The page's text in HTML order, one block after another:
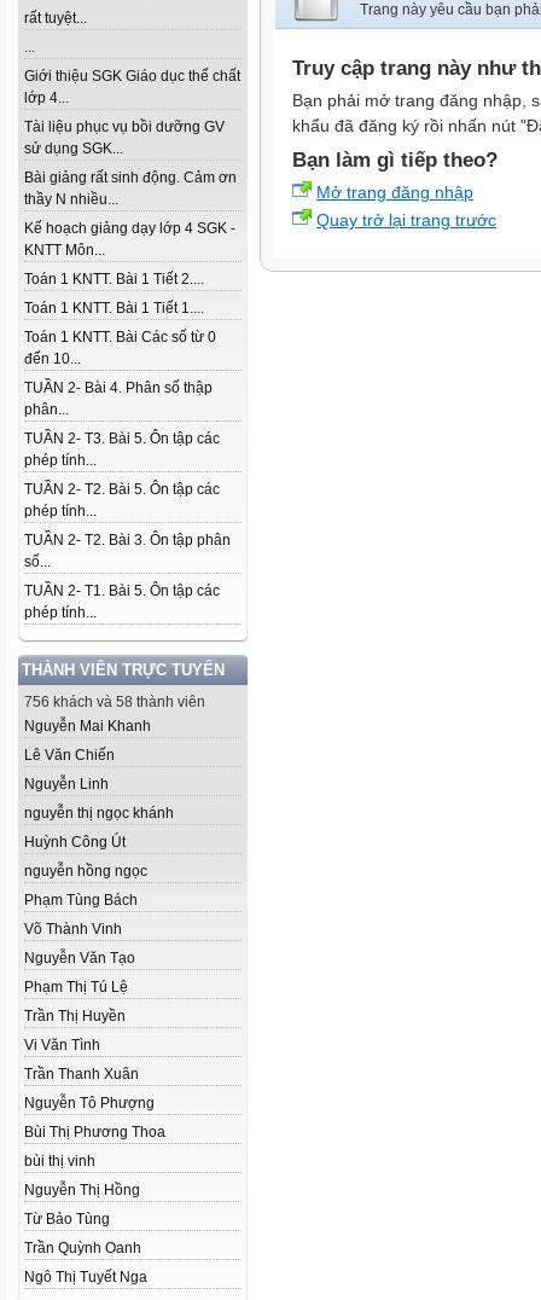
rất tuyệt...
...
Giới thiệu SGK Giáo dục thể chất
lớp 4...
Tài liệu phục vụ bồi dưỡng GV
sử dụng SGK...
Bài giảng rất sinh động. Cảm ơn
thầy N nhiều...
Kế hoạch giảng dạy lớp 4 SGK -
KNTT Môn...
Toán 1 KNTT. Bài 1 Tiết 2....
Toán 1 KNTT. Bài 1 Tiết 1....
Toán 1 KNTT. Bài Các số từ 0
đến 10...
TUẦN 2- Bài 4. Phân số thập
phân...
TUẦN 2- T3. Bài 5. Ôn tập các
phép tính...
TUẦN 2- T2. Bài 5. Ôn tập các
phép tính...
TUẦN 2- T2. Bài 3. Ôn tập phân
số...
TUẦN 2- T1. Bài 5. Ôn tập các
phép tính...
THÀNH VIÊN TRỰC TUYẾN
756 khách và 58 thành viên
Nguyễn Mai Khanh
Lê Văn Chiến
Nguyễn Linh
nguyễn thị ngọc khánh
Huỳnh Công Út
nguyễn hồng ngọc
Phạm Tùng Bách
Võ Thành Vinh
Nguyễn Văn Tạo
Phạm Thị Tú Lệ
Trần Thị Huyền
Vi Văn Tình
Trần Thanh Xuân
Nguyễn Tô Phượng
Bùi Thị Phương Thoa
bùi thị vinh
Nguyễn Thị Hồng
Từ Bảo Tùng
Trần Quỳnh Oanh
Ngô Thị Tuyết Nga
Trang này yêu cầu bạn
Truy cập trang này như
Bạn phải mở trang đăng nhập,
khẩu đã đăng ký rồi nhấn nút
Bạn làm gì tiếp theo?
Mở trang đăng nhập
Quay trở lại trang trước